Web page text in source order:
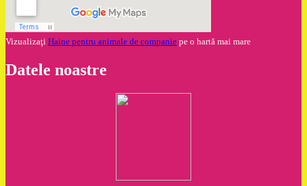
Vizualizaţi Haine pentru animale de companie pe o hartă mai mare
Datele noastre